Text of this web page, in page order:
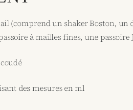
(comprend un shaker Boston, un
à mailles fines, une
des mesures en ml